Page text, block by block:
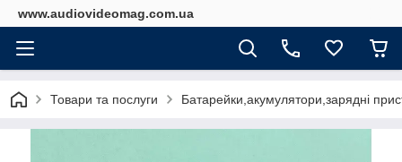
www.audiovideomag.com.ua
Товари та послуги Батарейки,акумулятори,зарядні